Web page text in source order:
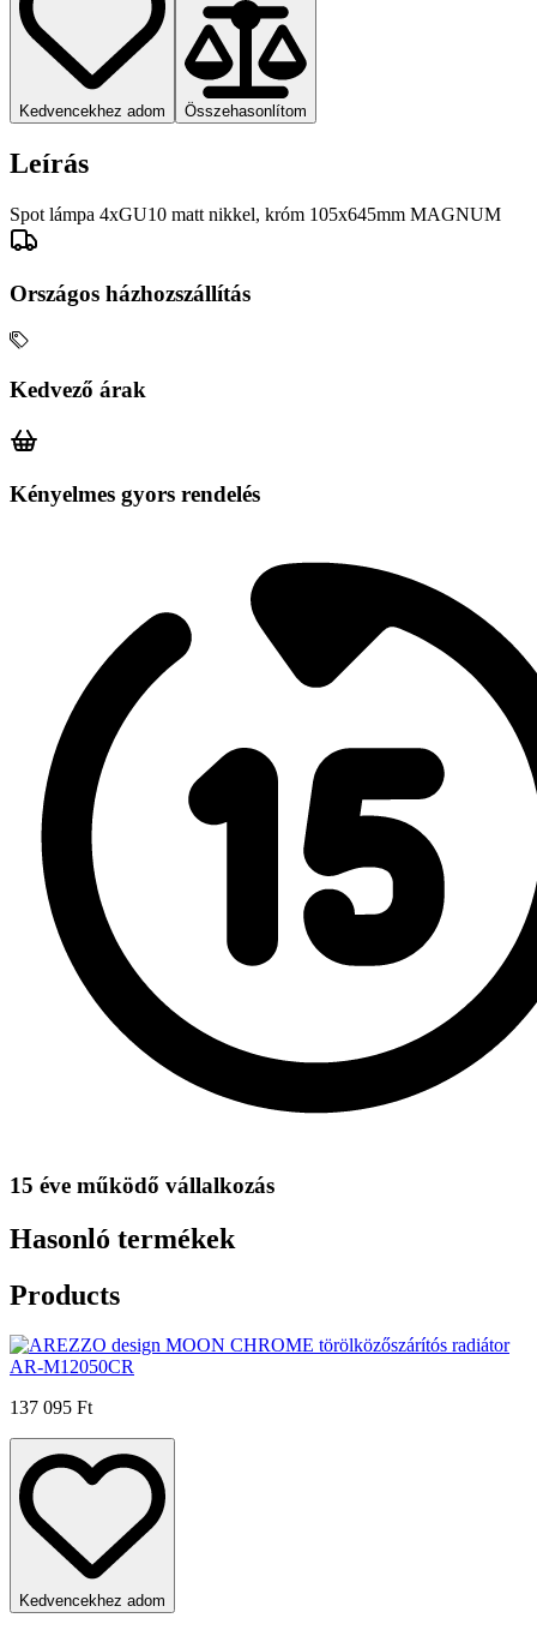
Kedvencekhez adom Összehasonlítom
Leírás
Spot lámpa 4xGU10 matt nikkel, króm 105x645mm MAGNUM
Országos házhozszállítás
Kedvező árak
Kényelmes gyors rendelés
15 éve működő vállalkozás
Hasonló termékek
Products
137 095 Ft
Kedvencekhez adom